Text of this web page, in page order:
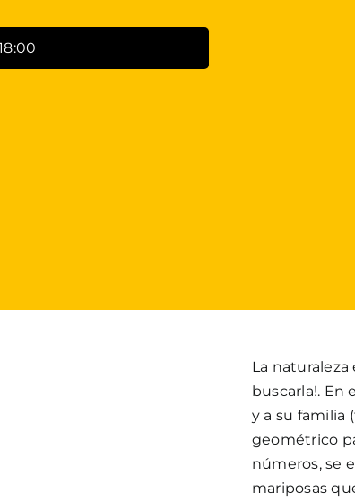
La naturaleza
buscarla!. En
y a su familia
geométrico
números, se
mariposas